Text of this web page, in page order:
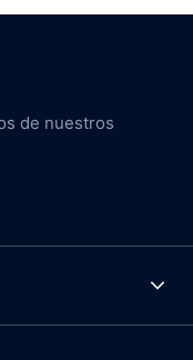
de nuestros